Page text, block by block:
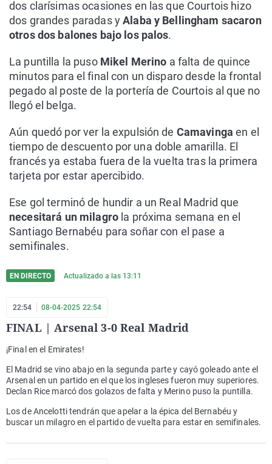
dos clarísimas ocasiones en las que Courtois hizo
dos grandes paradas yAlaba y Bellingham sacaron
otros dos balones bajo los palos.
La puntilla la puso Mikel Merino a falta de quince
minutos para el final con un disparo desde la frontal
pegado al poste de la portería de Courtois al que no
llegó el belga.
Aún quedó por ver la expulsión de Camavinga en el
tiempo de descuento por una doble amarilla. El
francés ya estaba fuera de la vuelta tras la primera
tarjeta por estar apercibido.
Ese gol terminó de hundir a un Real Madrid que
necesitará un milagrola próxima semana en el
Santiago Bernabéu para soñar con el pase a
semifinales.
EN DIRECTO Actualizado a las 13:11
22:54 08-04-2025 22:54
FINAL | Arsenal 3-0 Real Madrid
¡Final en el Emirates!
El Madrid se vino abajo en la segunda parte y cayó goleado ante el
Arsenal en un partido en el que los ingleses fueron muy superiores.
Declan Rice marcó dos golazos de falta y Merino puso la puntilla.
Los de Ancelotti tendrán que apelar a la épica del Bernabéu y
buscar un milagro en el partido de vuelta para estar en semifinales.